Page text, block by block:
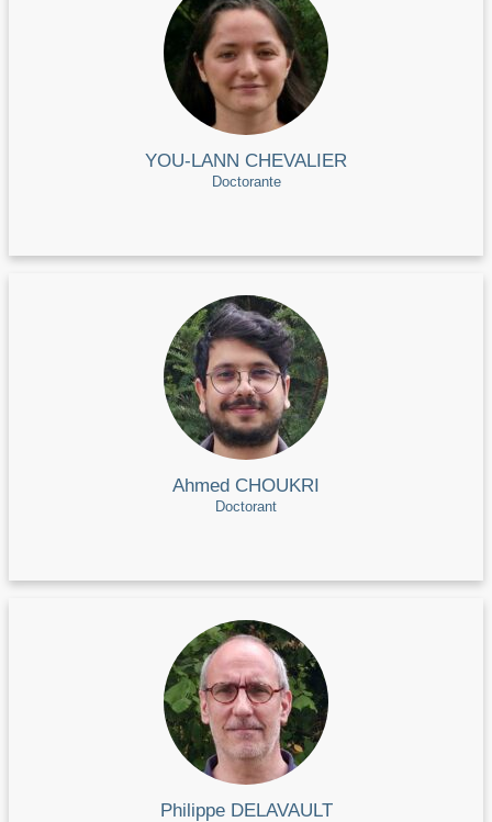
YOU-LANN CHEVALIER
Doctorante
Ahmed CHOUKRI
Doctorant
Philippe DELAVAULT